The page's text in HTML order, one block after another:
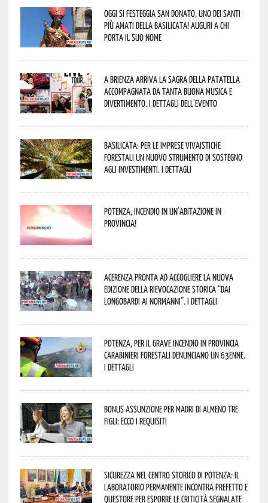
Oggi si festeggia San Donato, uno dei Santi
più amati della Basilicata! Auguri a chi
porta il suo nome
A Brienza arriva la Sagra della Patatella
accompagnata da tanta buona musica e
divertimento. I dettagli dell’evento
Basilicata: per le imprese vivaistiche
forestali un nuovo strumento di sostegno
agli investimenti. I dettagli
Potenza, incendio in un’abitazione in
provincia!
Acerenza pronta ad accogliere la nuova
edizione della rievocazione storica “Dai
Longobardi ai Normanni”. I dettagli
Potenza, per il grave incendio in Provincia
Carabinieri forestali denunciano un 63enne.
I dettagli
Bonus assunzione per madri di almeno tre
figli: ecco i requisiti
Sicurezza nel Centro Storico di Potenza: il
Laboratorio Permanente incontra Prefetto e
Questore per esporre le criticità segnalate